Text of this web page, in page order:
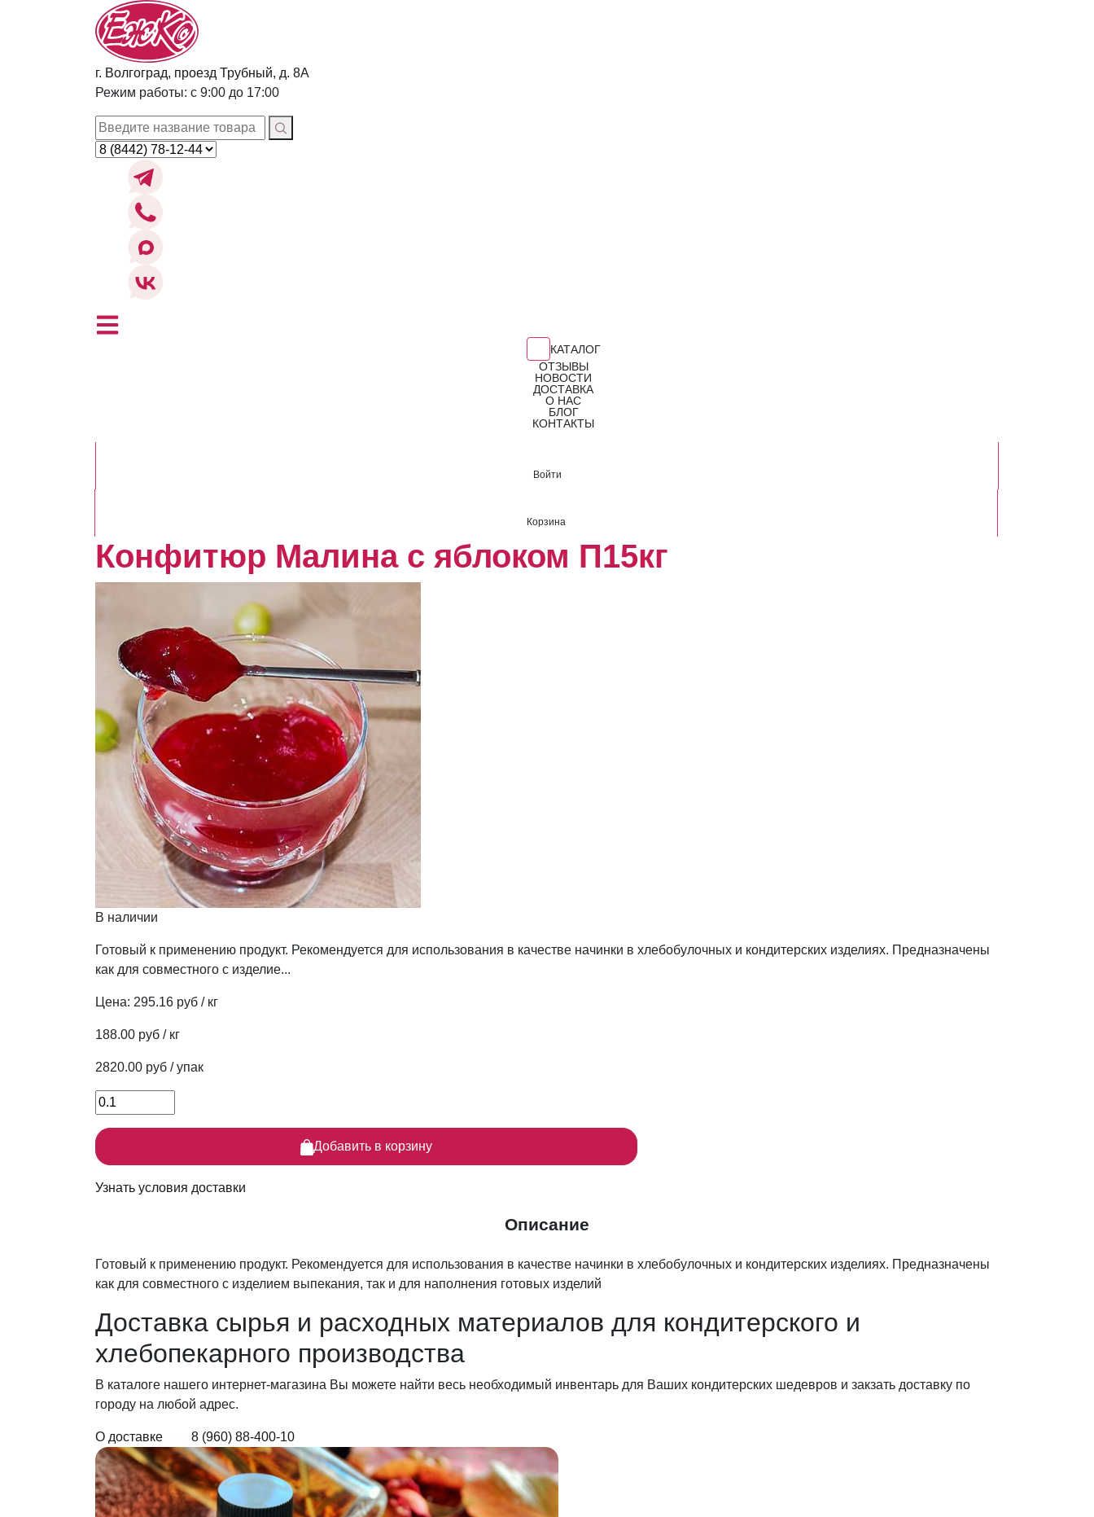
г. Волгоград, проезд Трубный, д. 8А
Режим работы: с 9:00 до 17:00
КАТАЛОГ
ОТЗЫВЫ
НОВОСТИ
ДОСТАВКА
О НАС
БЛОГ
КОНТАКТЫ
Войти
Корзина
Конфитюр Малина с яблоком П15кг
В наличии
Готовый к применению продукт. Рекомендуется для использования в качестве начинки в хлебобулочных и кондитерских изделиях. Предназначены
как для совместного с изделие...
Цена: 295.16 руб / кг
188.00 руб / кг
2820.00 руб / упак
Добавить в корзину
Узнать условия доставки
Описание
Готовый к применению продукт. Рекомендуется для использования в качестве начинки в хлебобулочных и кондитерских изделиях. Предназначены
как для совместного с изделием выпекания, так и для наполнения готовых изделий
Доставка сырья и расходных материалов для кондитерского и
хлебопекарного производства
В каталоге нашего интернет-магазина Вы можете найти весь необходимый инвентарь для Ваших кондитерских шедевров и закзать доставку по
городу на любой адрес.
О доставке 8 (960) 88-400-10